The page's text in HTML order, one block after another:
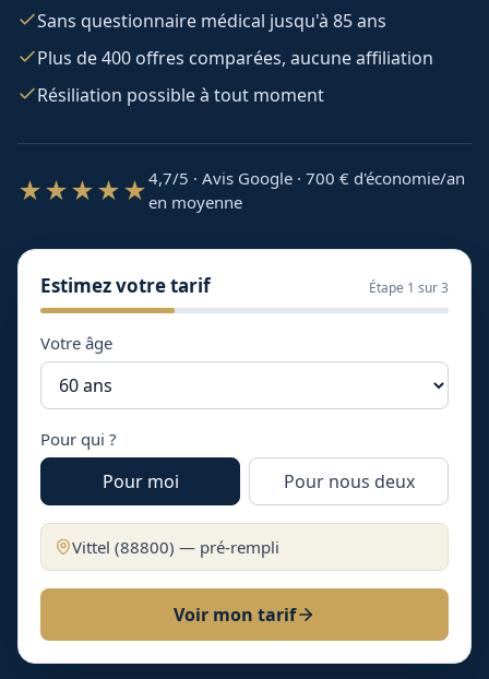
Sans questionnaire médical jusqu'à 85 ans
Plus de 400 offres comparées, aucune affiliation
Résiliation possible à tout moment
★★★★★4,7/5 · Avis Google · 700 € d'économie/an
en moyenne
Estimez votre tarif Étape 1 sur 3
Votre âge
Pour qui ?
Pour moi Pour nous deux
Vittel (88800) — pré-rempli
Voir mon tarif